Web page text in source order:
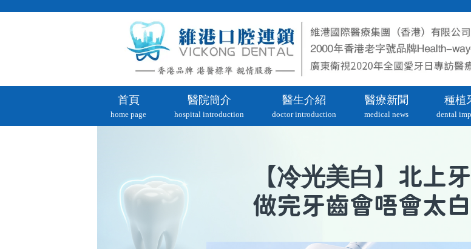
首頁
home page
醫院簡介
hospital introduction
醫生介紹
doctor introduction
醫療新聞
medical news
種植
dental
【冷光美白 】北上
做完牙齒會唔會太白